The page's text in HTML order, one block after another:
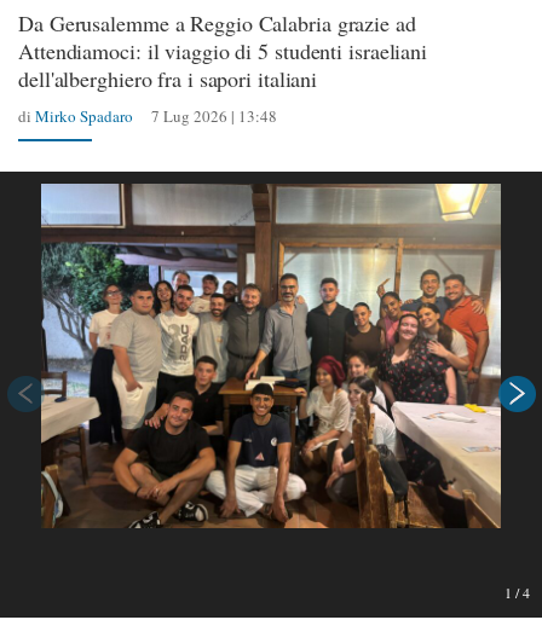
Da Gerusalemme a Reggio Calabria grazie ad
Attendiamoci: il viaggio di 5 studenti israeliani
dell'alberghiero fra i sapori italiani
di Mirko Spadaro 7 Lug 2026 | 13:48
1 /4